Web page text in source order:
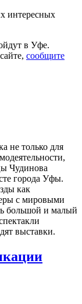
интересных
в Уфе.
сообщите
не только для
Чудинова
города Уфы.
как
с мировыми
большой и малый
выставки.